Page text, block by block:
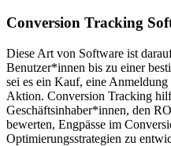
Conversion Tracking
Diese Art von Software ist
Benutzer*innen bis zu einer
sei es ein Kauf, eine
Aktion. Conversion Tracking
Geschäftsinhaber*innen, den
bewerten, Engpässe im
Optimierungsstrategien zu